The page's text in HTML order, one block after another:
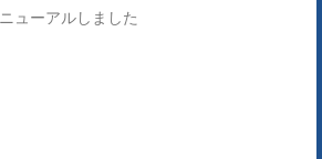
ューアルしました